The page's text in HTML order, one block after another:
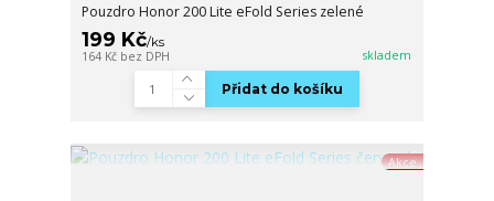
Pouzdro Honor 200 Lite eFold Series zelené
199 Kč/ks
164 Kč bez DPH skladem
Přidat do košíku
Akce